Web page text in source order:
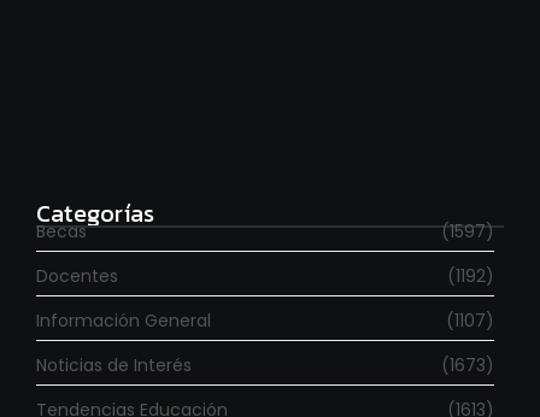
Categorías
Becas
(1597)
Docentes
(1192)
Información General
(1107)
Noticias de Interés
(1673)
Tendencias Educación
(1613)